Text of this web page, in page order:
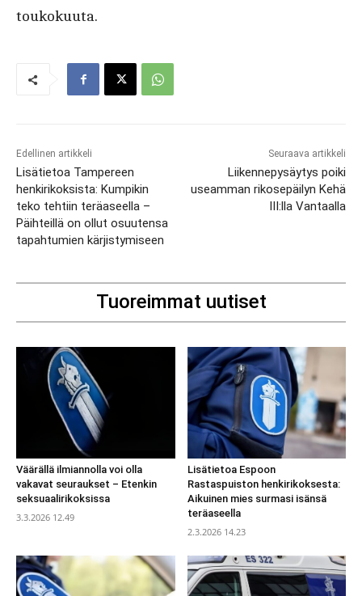
toukokuuta.
Edellinen artikkeli
Lisätietoa Tampereen
henkirikoksista: Kumpikin
teko tehtiin teräaseella –
Päihteillä on ollut osuutensa
tapahtumien kärjistymiseen
Seuraava artikkeli
Liikennepysäytys poiki
useamman rikosepäilyn Kehä
III:lla Vantaalla
Tuoreimmat uutiset
Väärällä ilmiannolla voi olla
vakavat seuraukset – Etenkin
seksuaalirikoksissa
3.3.2026 12.49
Lisätietoa Espoon
Rastaspuiston henkirikoksesta:
Aikuinen mies surmasi isänsä
teräaseella
2.3.2026 14.23